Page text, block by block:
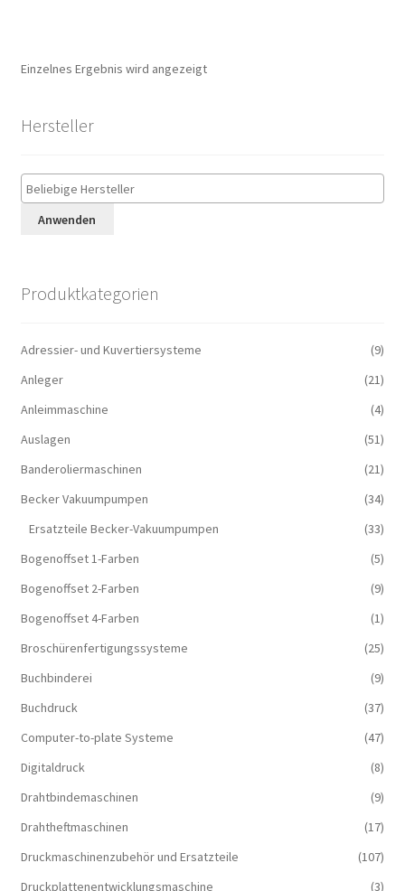
Einzelnes Ergebnis wird angezeigt
Hersteller
Anwenden
Produktkategorien
Adressier- und Kuvertiersysteme
(9)
Anleger
(21)
Anleimmaschine
(4)
Auslagen
(51)
Banderoliermaschinen
(21)
Becker Vakuumpumpen
(34)
Ersatzteile Becker-Vakuumpumpen
(33)
Bogenoffset 1-Farben
(5)
Bogenoffset 2-Farben
(9)
Bogenoffset 4-Farben
(1)
Broschürenfertigungssysteme
(25)
Buchbinderei
(9)
Buchdruck
(37)
Computer-to-plate Systeme
(47)
Digitaldruck
(8)
Drahtbindemaschinen
(9)
Drahtheftmaschinen
(17)
Druckmaschinenzubehör und Ersatzteile
(107)
Druckplattenentwicklungsmaschine
(3)